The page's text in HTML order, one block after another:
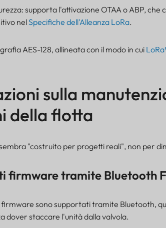
supporta l'attivazione OTAA o ABP, che
nelSpecifiche dell'Alleanza LoRa.
AES-128, allineata con il modo in cui
sulla
della flotta
"costruito per progetti reali", non per
firmware tramite Bluetooth
sono supportati tramite Bluetooth,
dover staccare l'unità dalla valvola.